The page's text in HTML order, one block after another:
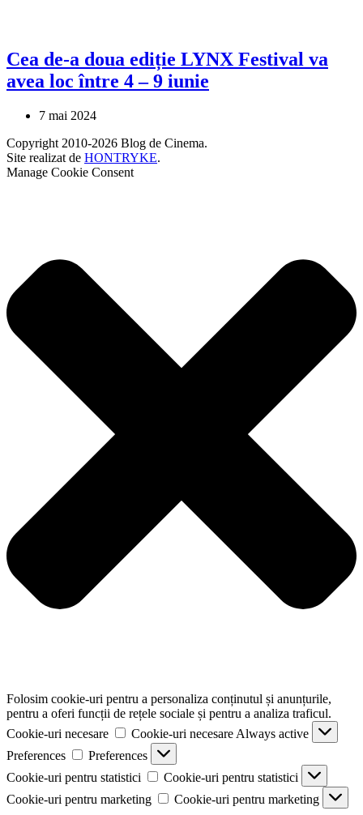
Cea de-a doua ediție LYNX Festival va
avea loc între 4 – 9 iunie
7 mai 2024
Copyright 2010-2026 Blog de Cinema.
Site realizat de HONTRYKE.
Manage Cookie Consent
Folosim cookie-uri pentru a personaliza conținutul și anunțurile,
pentru a oferi funcții de rețele sociale și pentru a analiza traficul.
Cookie-uri necesare
Cookie-uri necesare Always active
Preferences
Preferences
Cookie-uri pentru statistici
Cookie-uri pentru statistici
Cookie-uri pentru marketing
Cookie-uri pentru marketing